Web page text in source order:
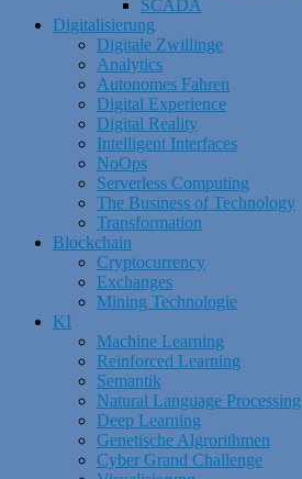
SCADA
Digitalisierung
Digitale Zwillinge
Analytics
Autonomes Fahren
Digital Experience
Digital Reality
Intelligent Interfaces
NoOps
Serverless Computing
The Business of Technology
Transformation
Blockchain
Cryptocurrency
Exchanges
Mining Technologie
KI
Machine Learning
Reinforced Learning
Semantik
Natural Language Processing
Deep Learning
Genetische Algrorithmen
Cyber Grand Challenge